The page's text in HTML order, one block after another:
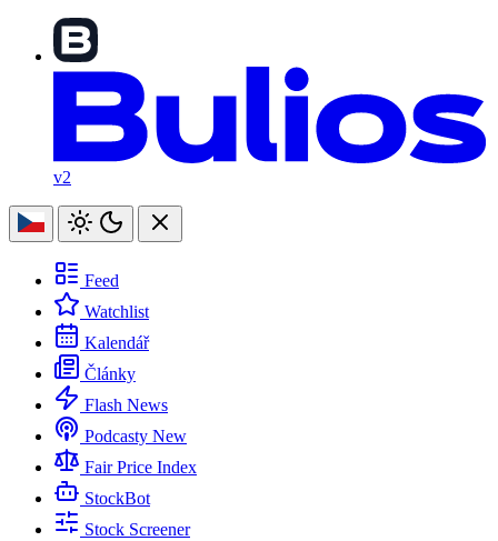
v2
Feed
Watchlist
Kalendář
Články
Flash News
Podcasty New
Fair Price Index
StockBot
Stock Screener